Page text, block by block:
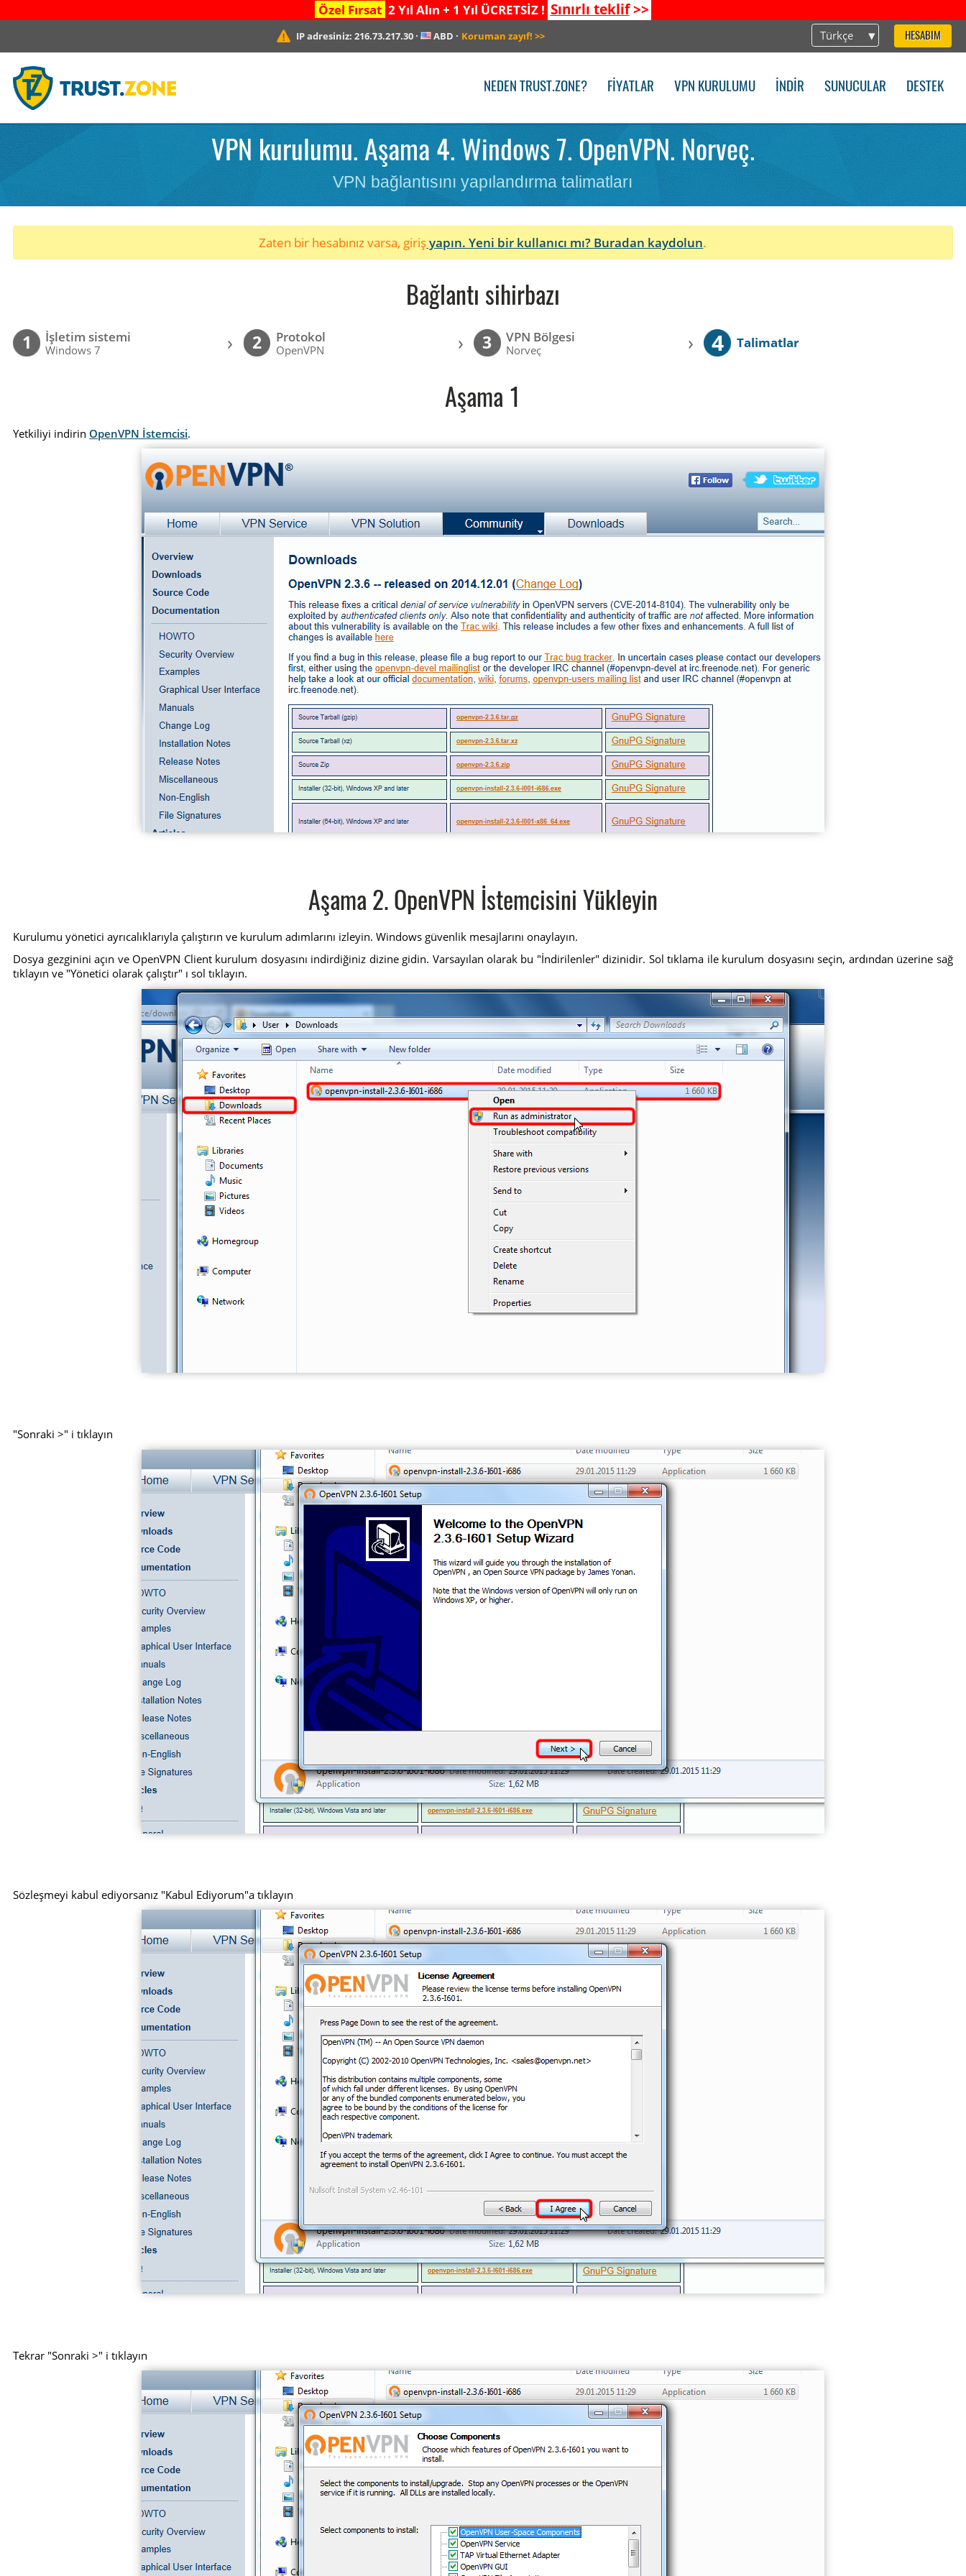
Özel Fırsat 2 Yıl Alın + 1 Yıl ÜCRETSİZ ! Sınırlı teklif>>
Türkçe HESABIM
IP adresiniz: 216.73.217.30· ABD · Koruman zayıf! >>
NEDEN TRUST.ZONE? FIYATLAR VPN KURULUMU İNDIR SUNUCULAR DESTEK
VPN kurulumu. Aşama 4. Windows 7. OpenVPN. Norveç.
VPN bağlantısını yapılandırma talimatları
Zaten bir hesabınız varsa, girişyapın. Yeni bir kullanıcı mı? Buradan kaydolun.
Bağlantı sihirbazı
1 İşletim sistemi
Windows 7 › 2 Protokol
OpenVPN › 3 VPN Bölgesi
Norveç › 4 Talimatlar
Aşama 1
Yetkiliyi indirin OpenVPN İstemcisi.
Aşama 2. OpenVPN İstemcisini Yükleyin
Kurulumu yönetici ayrıcalıklarıyla çalıştırın ve kurulum adımlarını izleyin. Windows güvenlik mesajlarını onaylayın.
Dosya gezginini açın ve OpenVPN Client kurulum dosyasını indirdiğiniz dizine gidin. Varsayılan olarak bu "İndirilenler" dizinidir. Sol tıklama ile kurulum dosyasını seçin, ardından üzerine sağ
tıklayın ve "Yönetici olarak çalıştır" ı sol tıklayın.
"Sonraki >" i tıklayın
Sözleşmeyi kabul ediyorsanız "Kabul Ediyorum"a tıklayın
Tekrar "Sonraki >" i tıklayın